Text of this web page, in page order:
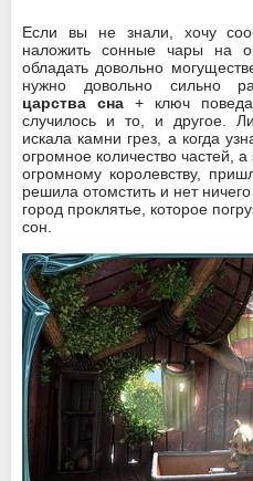
Если вы не знали, хочу
наложить сонные чары на
обладать довольно
нужно довольно сильно
царства сна + ключ
случилось и то, и другое.
искала камни грез, а когда
огромное количество частей,
огромному королевству,
решила отомстить и нет
город проклятье, которое
сон.